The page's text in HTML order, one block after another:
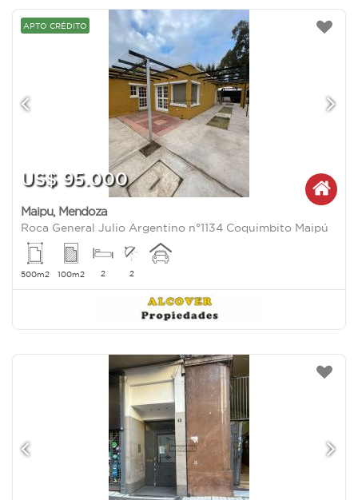
APTO CRÉDITO
US$ 95.000
Maipu, Mendoza
Roca General Julio Argentino n°1134 Coquimbito Maipú
500m2 100m2 2 2